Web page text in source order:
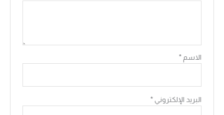
الاسم*
البريد الإلكتروني*